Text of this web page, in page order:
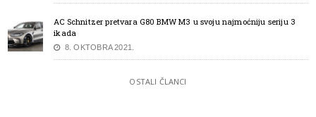
AC Schnitzer pretvara G80 BMW M3 u svoju najmoćniju seriju 3
ikada
8. OKTOBRA 2021.
OSTALI ČLANCI